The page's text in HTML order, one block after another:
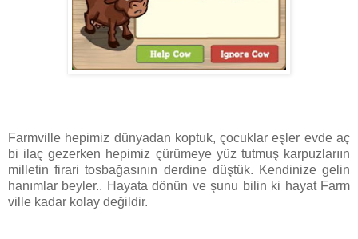
Farmville hepimiz dünyadan koptuk, çocuklar eşler evde aç
bi ilaç gezerken hepimiz çürümeye yüz tutmuş karpuzlarıın
milletin firari tosbağasının derdine düştük. Kendinize gelin
hanımlar beyler.. Hayata dönün ve şunu bilin ki hayat Farm
ville kadar kolay değildir.